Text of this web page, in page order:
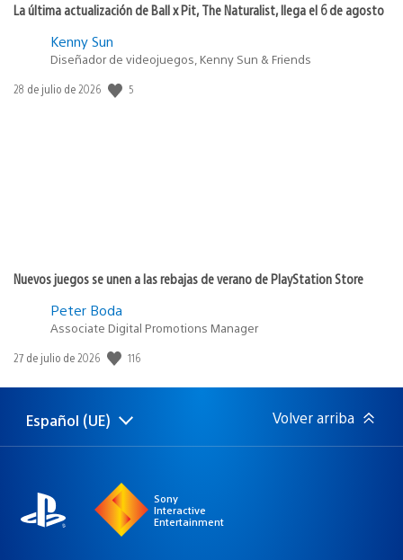
La última actualización de Ball x Pit, The Naturalist, llega el 6 de agosto
Kenny Sun
Diseñador de videojuegos, Kenny Sun & Friends
Fecha
28 de julio de 2026 5
Nuevos juegos se unen a las rebajas de verano de PlayStation Store
Peter Boda
Associate Digital Promotions Manager
Fecha
publicación:
27 de julio de 2026 116
Selecciona
una
Región
actual:
Español (UE) Volver arriba
Sony
Interactive
Entertainment